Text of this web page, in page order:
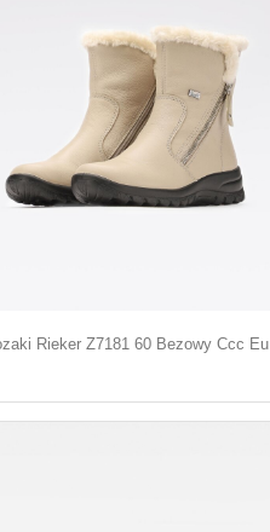
Rieker Z7181 60 Bezowy Ccc Eu